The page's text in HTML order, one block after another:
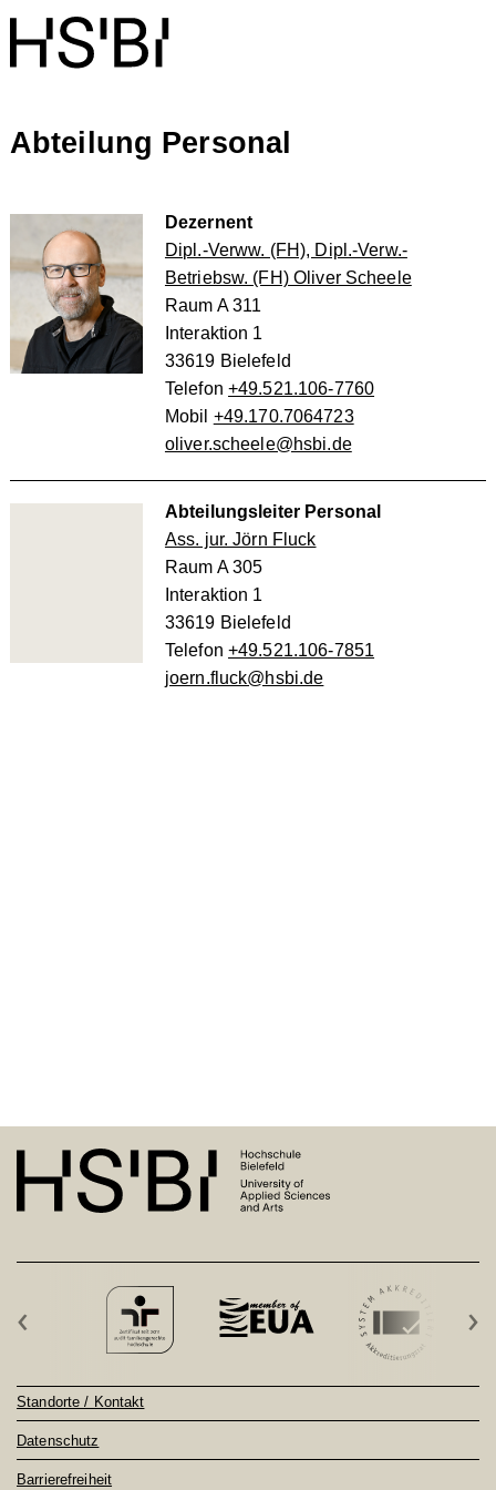
Abteilung Personal
Dezernent
Dipl.-Verww. (FH), Dipl.-Verw.-
Betriebsw. (FH) Oliver Scheele
Raum A 311
Interaktion 1
33619 Bielefeld
Telefon +49.521.106-7760
Mobil +49.170.7064723
oliver.scheele@hsbi.de
Abteilungsleiter Personal
Ass. jur. Jörn Fluck
Raum A 305
Interaktion 1
33619 Bielefeld
Telefon +49.521.106-7851
joern.fluck@hsbi.de
‹ ›
Standorte / Kontakt
Datenschutz
Barrierefreiheit